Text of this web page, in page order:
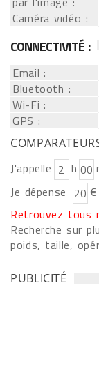
Caméra vidéo :
CONNECTIVITÉ :
Email :
Bluetooth :
Wi-Fi :
GPS :
J'appelle h
Je dépense
Retrouvez tous
Recherche sur
poids, taille,
PUBLICITÉ